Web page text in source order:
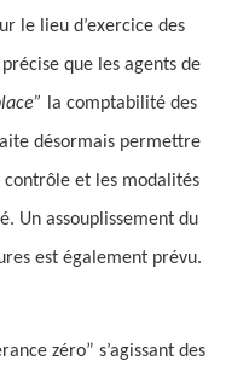
le lieu d’exercice des
que les agents de
la comptabilité des
désormais permettre
et les modalités
Un assouplissement du
est également prévu.
zéro” s’agissant des